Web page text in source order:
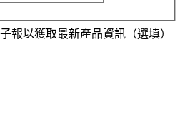
報以獲取最新產品資訊（選填）